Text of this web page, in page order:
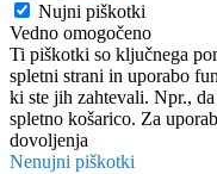
Nujni piškotki
Vedno omogočeno
Ti piškotki so ključnega
spletni strani in uporabo
ki ste jih zahtevali. Npr.,
spletno košarico. Za
dovoljenja
Nenujni piškotki